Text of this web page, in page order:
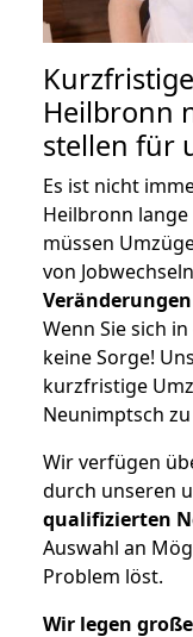
Heilbronn
stellen für
Es ist nicht
Heilbronn
müssen
von
Wenn Sie sich
keine Sorge!
kurzfristige
Neunimptsch
Wir verfügen
durch unseren
qualifizierten
Auswahl an
Problem löst.
Wir legen